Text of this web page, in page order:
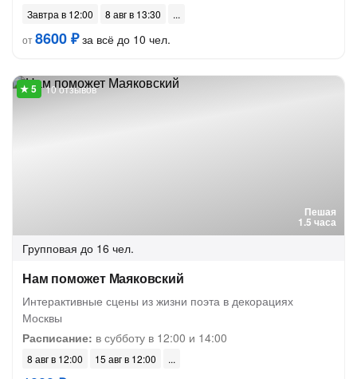
Завтра в 12:00
8 авг в 13:30
от8600 ₽за всё до 10 чел.
Пешая
1.5 часа
10 отзывов
Групповая до 16 чел.
Нам поможет Маяковский
Интерактивные сцены из жизни поэта в декорациях
Москвы
Расписание: в субботу в 12:00 и 14:00
8 авг в 12:00 15 авг в 12:00